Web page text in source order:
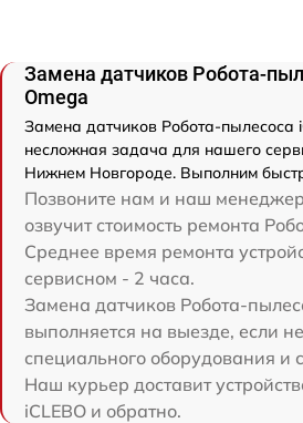
Замена датчиков Робота-
Omega
Замена датчиков Робота-пылесоса
несложная задача для нашего
Нижнем Новгороде. Выполним
Позвоните нам и наш
озвучит стоимость ремонта
Среднее время ремонта
сервисном - 2 часа.
Замена датчиков Робота-
выполняется на выезде, если
специального оборудования и
Наш курьер доставит
iCLEBO и обратно.